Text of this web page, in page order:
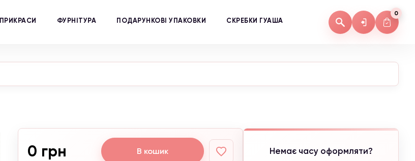
ПРИКРАСИ ФУРНІТУРА ПОДАРУНКОВІ УПАКОВКИ СКРЕБКИ ГУАША
0
0 грн В кошик Немає часу оформляти?